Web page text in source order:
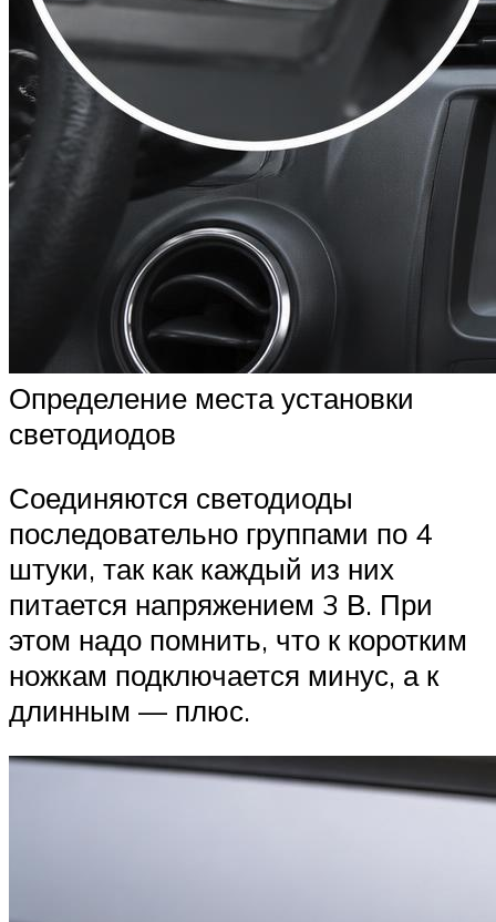
Определение места установки
светодиодов
Соединяются светодиоды
последовательно группами по 4
штуки, так как каждый из них
питается напряжением 3 В. При
этом надо помнить, что к коротким
ножкам подключается минус, а к
длинным — плюс.